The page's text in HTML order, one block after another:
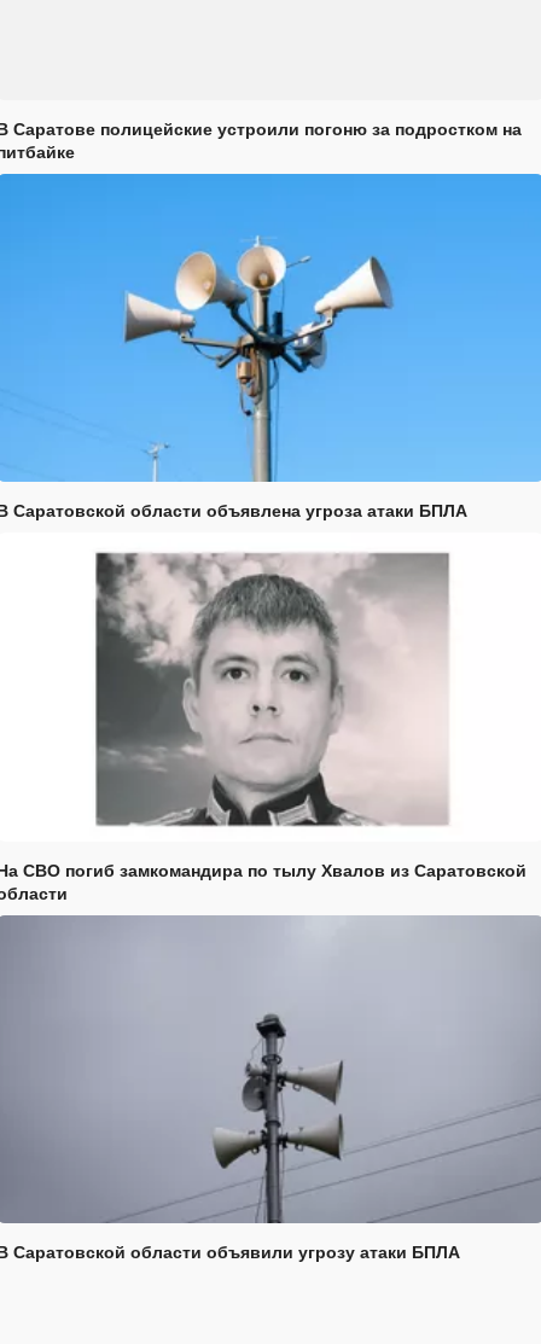
Саратове полицейские устроили погоню за подростком на
Саратовской области объявлена угроза атаки БПЛА
СВО погиб замкомандира по тылу Хвалов из Саратовской
Саратовской области объявили угрозу атаки БПЛА